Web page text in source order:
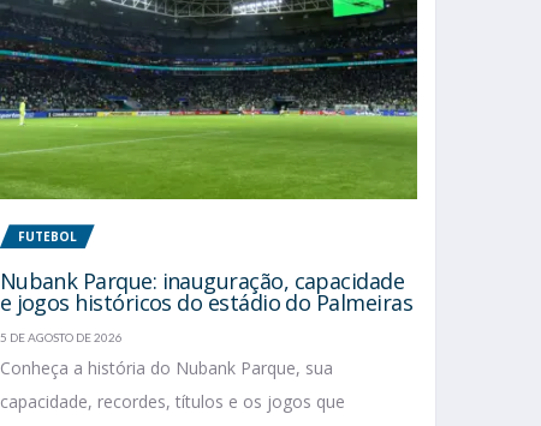
FUTEBOL
Nubank Parque: inauguração, capacidade
e jogos históricos do estádio do Palmeiras
5 DE AGOSTO DE 2026
Conheça a história do Nubank Parque, sua
capacidade, recordes, títulos e os jogos que